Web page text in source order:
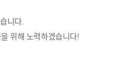
니다.
위해 노력하겠습니다!